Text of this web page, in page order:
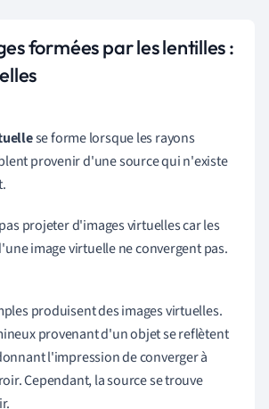
formées par les lentilles :
se forme lorsque les rayons
provenir d'une source qui n'existe
projeter d'images virtuelles car les
image virtuelle ne convergent pas.
produisent des images virtuelles.
provenant d'un objet se reflètent
l'impression de converger à
Cependant, la source se trouve